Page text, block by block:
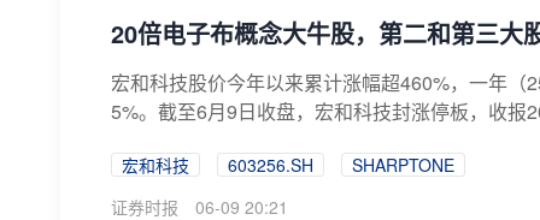
20倍电子布概念大牛股，第二和第三大
宏和科技股价今年以来累计涨幅超460%，一年
5%。截至6月9日收盘，宏和科技封涨停板，收报
宏和科技 603256.SH
SHARPTONE
证券时报
06-09 20:21